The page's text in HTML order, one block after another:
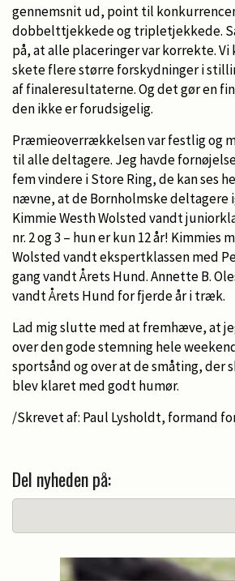
gennemsnit ud, point til
dobbelttjekkede og tripletjekkede.
på, at alle placeringer var korrekte. Vi
skete flere større forskydninger i
af finaleresultaterne. Og det gør en
den ikke er forudsigelig.
Præmieoverrækkelsen var festlig og
til alle deltagere. Jeg havde
fem vindere i Store Ring, de kan ses
nævne, at de Bornholmske deltagere
Kimmie Westh Wolsted vandt
nr. 2 og 3 – hun er kun 12 år! Kimmies
Wolsted vandt ekspertklassen med
gang vandt Årets Hund. Annette B.
vandt Årets Hund for fjerde år i træk.
Lad mig slutte med at fremhæve, at
over den gode stemning hele
sportsånd og over at de småting, der
blev klaret med godt humør.
/Skrevet af: Paul Lysholdt, formand
Del nyheden på: